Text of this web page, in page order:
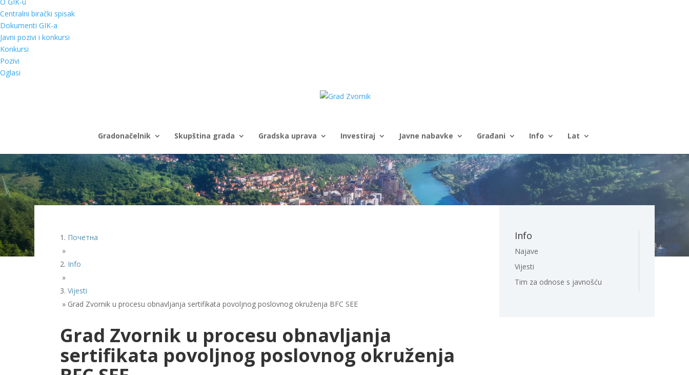
Centralni birački spisak
Dokumenti GIK-a
Javni pozivi i konkursi
Konkursi
Pozivi
Oglasi
Gradonačelnik Skupština grada Gradska uprava Investiraj Javne nabavke Građani Info Lat
Почетна
»
Info
»
Vijesti
» Grad Zvornik u procesu obnavljanja sertifikata povoljnog poslovnog okruženja BFC SEE
Grad Zvornik u procesu obnavljanja
sertifikata povoljnog poslovnog okruženja
Info
Najave
Vijesti
Tim za odnose s javnošću